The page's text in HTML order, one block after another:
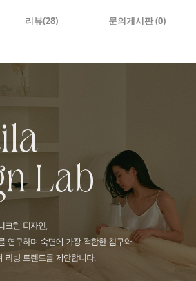
리뷰(28) 문의게시판 (0)